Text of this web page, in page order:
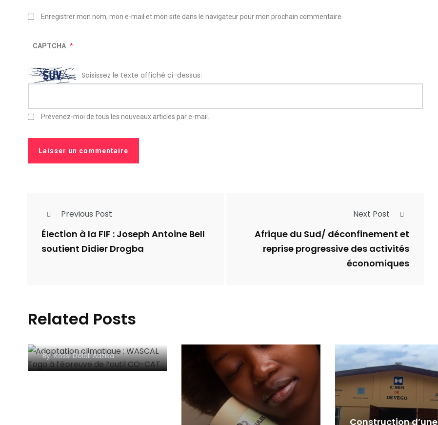
Enregistrer mon nom, mon e-mail et mon site dans le navigateur pour mon prochain commentaire.
CAPTCHA *
Saisissez le texte affiché ci-dessus:
Prévenez-moi de tous les nouveaux articles par e-mail.
Previous Post
Élection à la FIF : Joseph Antoine Bell
soutient Didier Drogba
Next Post
Afrique du Sud/ déconfinement et
reprise progressive des activités
économiques
Related Posts
WASCAL Togo à
CAT
ByKossi Delali Adzika
Construction d’une